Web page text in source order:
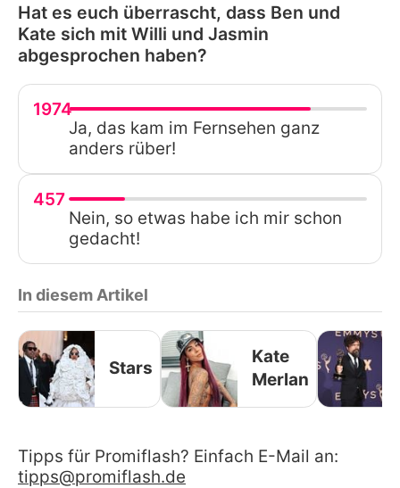
Hat es euch überrascht, dass Ben und
Kate sich mit Willi und Jasmin
abgesprochen haben?
1974
Ja, das kam im Fernsehen ganz
anders rüber!
457
Nein, so etwas habe ich mir schon
gedacht!
In diesem Artikel
Stars
Kate
Merlan
Tipps für Promiflash? Einfach E-Mail an:
tipps@promiflash.de